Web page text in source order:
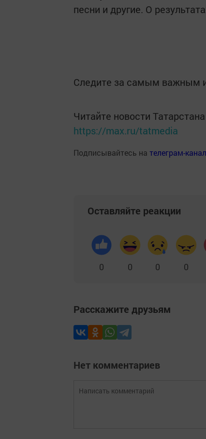
песни и другие. О
Следите за самым важным
Читайте новости
https://max.ru/tatmedia
Подписывайтесь на телеграм-
Оставляйте реакции
0 0 0 0
Расскажите друзьям
Нет комментариев